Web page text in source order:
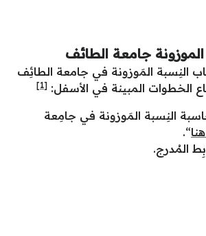
جامعة الطائف
النِسبة المَوزونة في جامعة الطائِف
الخطوات المبينة في الأسفل: [1]
النِسبة المَوزونة في جامِعة
“.
المُدرج.